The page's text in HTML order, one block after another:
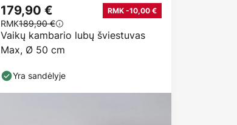
Vaikų kambario lubų šviestuvas
Max, Ø 50 cm
179,90 € RMK -10,00 €
RMK189,90 €
Yra sandėlyje